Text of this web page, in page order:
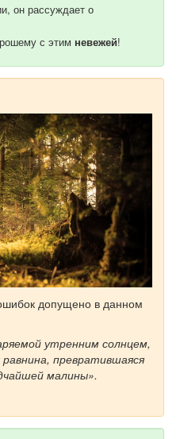
он рассуждает о
с этим невежей!
допущено в данном
утренним солнцем,
превратившаяся
малины».